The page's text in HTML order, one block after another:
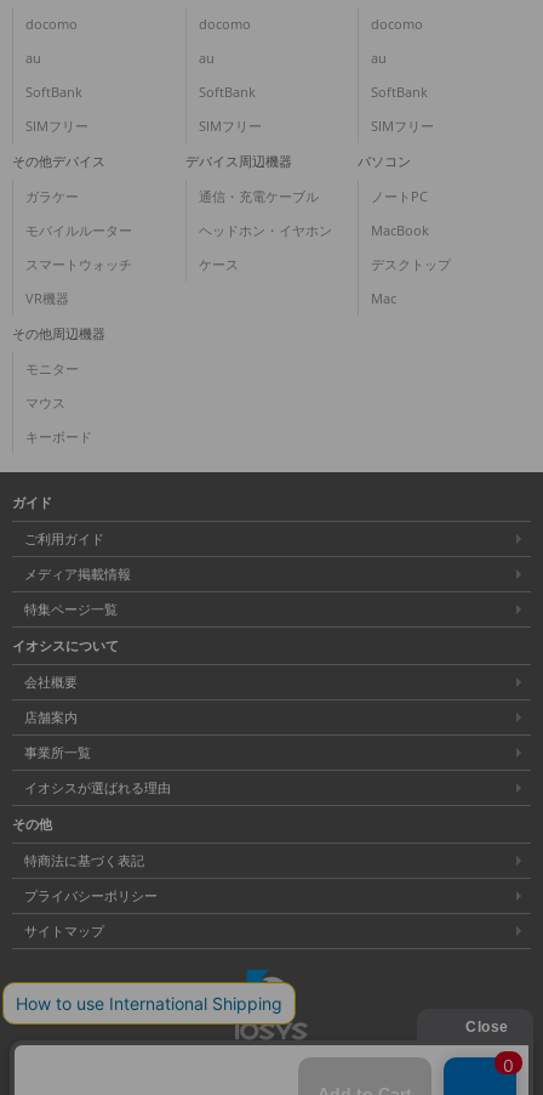
docomo
au
SoftBank
SIMフリー
docomo
au
SoftBank
SIMフリー
docomo
au
SoftBank
SIMフリー
その他デバイス
ガラケー
モバイルルーター
スマートウォッチ
VR機器
デバイス周辺機器
通信・充電ケーブル
ヘッドホン・イヤホン
ケース
パソコン
ノートPC
MacBook
デスクトップ
Mac
その他周辺機器
モニター
マウス
キーボード
ガイド
ご利用ガイド
メディア掲載情報
特集ページ一覧
イオシスについて
会社概要
店舗案内
事業所一覧
イオシスが選ばれる理由
その他
特商法に基づく表記
プライバシーポリシー
サイトマップ
大阪府公安委員会発行 古物商許可証 第621121002176号